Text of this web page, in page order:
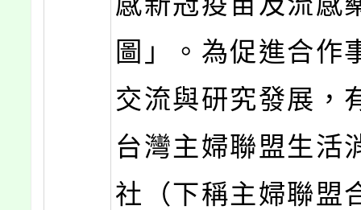
圖」。為促進合作
交流與研究發展，
台灣主婦聯盟生活
社（下稱主婦聯盟